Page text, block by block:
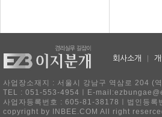
회사소개
사업장소재지 : 서울시 강남구 역삼로 204 (
TEL : 051-553-4954ㅣE-
사업자등록번호 : 605-81-38178ㅣ법인등
copyright by INBEE.COM All right